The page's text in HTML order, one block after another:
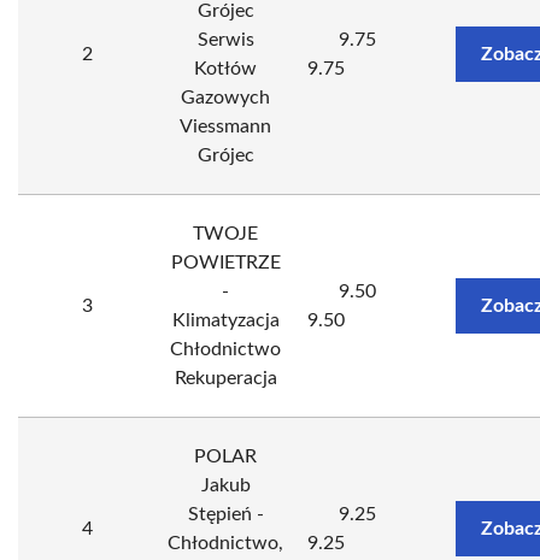
2
Grójec
Serwis
Kotłów
Gazowych
Viessmann
Grójec
9.75
9.75
3
TWOJE
POWIETRZE
-
Klimatyzacja
Chłodnictwo
Rekuperacja
9.50
9.50
4
POLAR
Jakub
Stępień -
Chłodnictwo,
9.25
9.25